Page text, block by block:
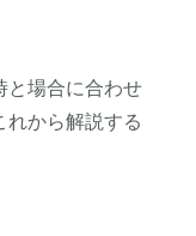
と場合に合わせ
れから解説する